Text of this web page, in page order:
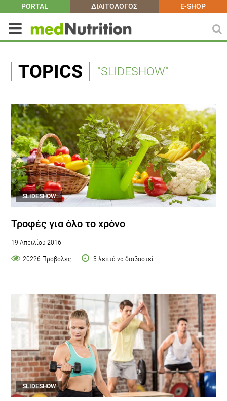
PORTAL ΔΙΑΙΤΟΛΟΓΟΣ E-SHOP
TOPICS "SLIDESHOW"
SLIDESHOW
Τροφές για όλο το χρόνο
19 Απριλίου 2016
20226 Προβολές
3 λεπτά να διαβαστεί
SLIDESHOW